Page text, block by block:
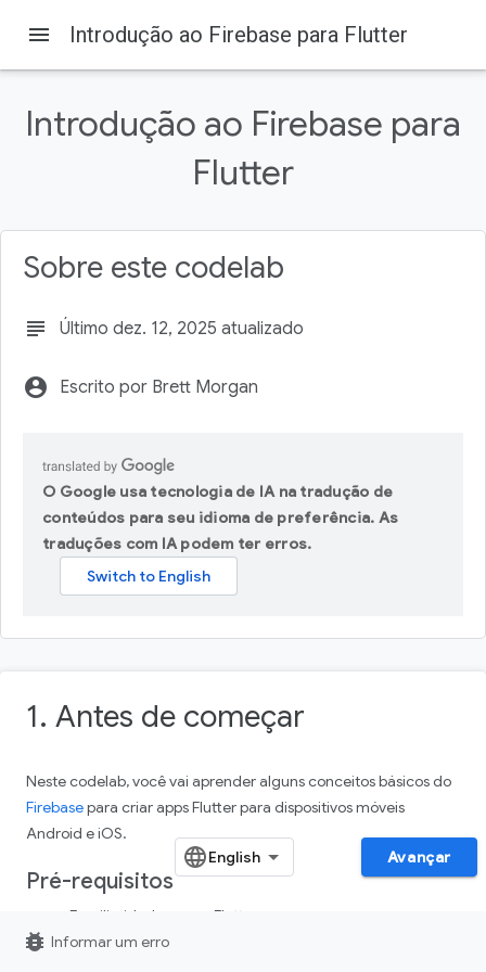
Firebase Firebase Codelabs
1. Antes de começar
Pré-requisitos
O que você vai aprender
2. Acessar o exemplo de código
menu Introdução ao Firebase para Flutter
Introdução ao Firebase para
Flutter
Sobre este codelab
subject Último dez. 12, 2025 atualizado
account_circle Escrito por Brett Morgan
O Google usa tecnologia de IA na tradução de
conteúdos para seu idioma de preferência. As
traduções com IA podem ter erros.
1. Antes de começar
Neste codelab, você vai aprender alguns conceitos básicos do
Firebasepara criar apps Flutter para dispositivos móveis
Android e iOS.
Pré-requisitos
Familiaridade com o Flutter
O SDK do Flutter
Avançar
bug_report Informar um erro